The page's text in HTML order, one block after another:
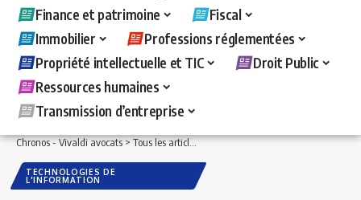
Finance et patrimoine
Fiscal
Immobilier
Professions réglementées
Propriété intellectuelle et TIC
Droit Public
Ressources humaines
Transmission d’entreprise
Chronos - Vivaldi avocats>Tous les articles >Propriété intellectuelle et TIC>
TECHNOLOGIES DE
L'INFORMATION